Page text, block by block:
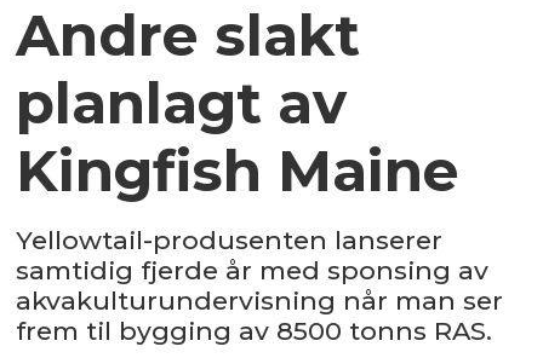
Andre slakt
planlagt av
Kingfish Maine
Yellowtail-produsenten lanserer
samtidig fjerde år med sponsing av
akvakulturundervisning når man ser
frem til bygging av 8500 tonns RAS.